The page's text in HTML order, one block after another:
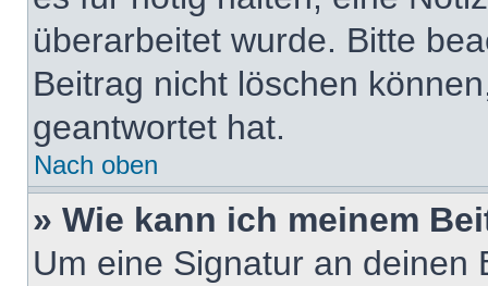
überarbeitet wurde. Bitte
Beitrag nicht löschen
geantwortet hat.
Nach oben
» Wie kann ich meinem
Um eine Signatur an deinen